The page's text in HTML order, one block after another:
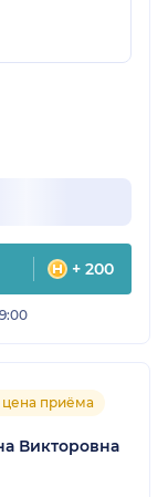
+ 200
цена приёма
Викторовна